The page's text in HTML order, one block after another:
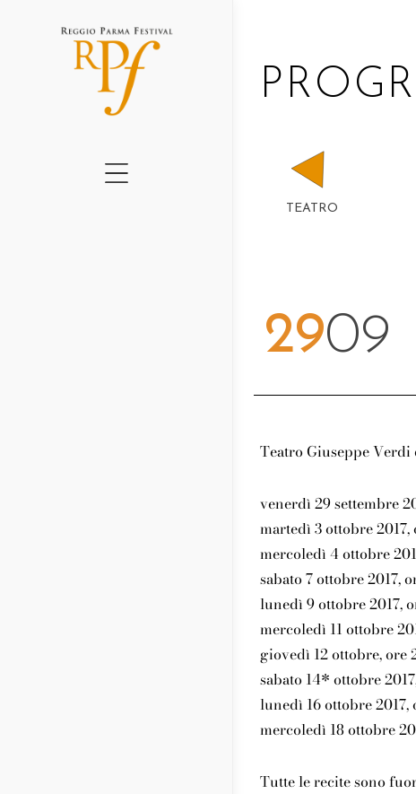
CARTELLONE 2026
GRADUS I ED.
QUADERNI RPF
NEWS
TEATRO
2909
Teatro Giuseppe Verdi
venerdì 29 settembre
martedì 3 ottobre 2017,
mercoledì 4 ottobre
sabato 7 ottobre 2017,
lunedì 9 ottobre 2017,
mercoledì 11 ottobre
giovedì 12 ottobre, ore
sabato 14* ottobre
lunedì 16 ottobre 2017,
mercoledì 18 ottobre
Tutte le recite sono